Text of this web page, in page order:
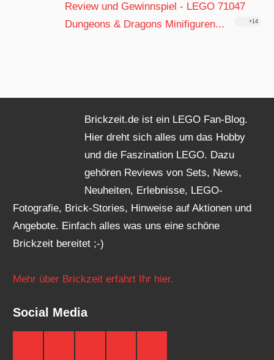
Review und Gewinnspiel - LEGO 71047
Dungeons & Dragons Minifiguren...
+14
Brickzeit.de ist ein LEGO Fan-Blog.
Hier dreht sich alles um das Hobby
und die Faszination LEGO. Dazu
gehören Reviews von Sets, News,
Neuheiten, Erlebnisse, LEGO-
Fotografie, Brick-Stories, Hinweise auf Aktionen und
Angebote. Einfach alles was uns eine schöne
Brickzeit bereitet ;-)
Mehr über Brickzeit erfahrt Ihr hier.
Social Media